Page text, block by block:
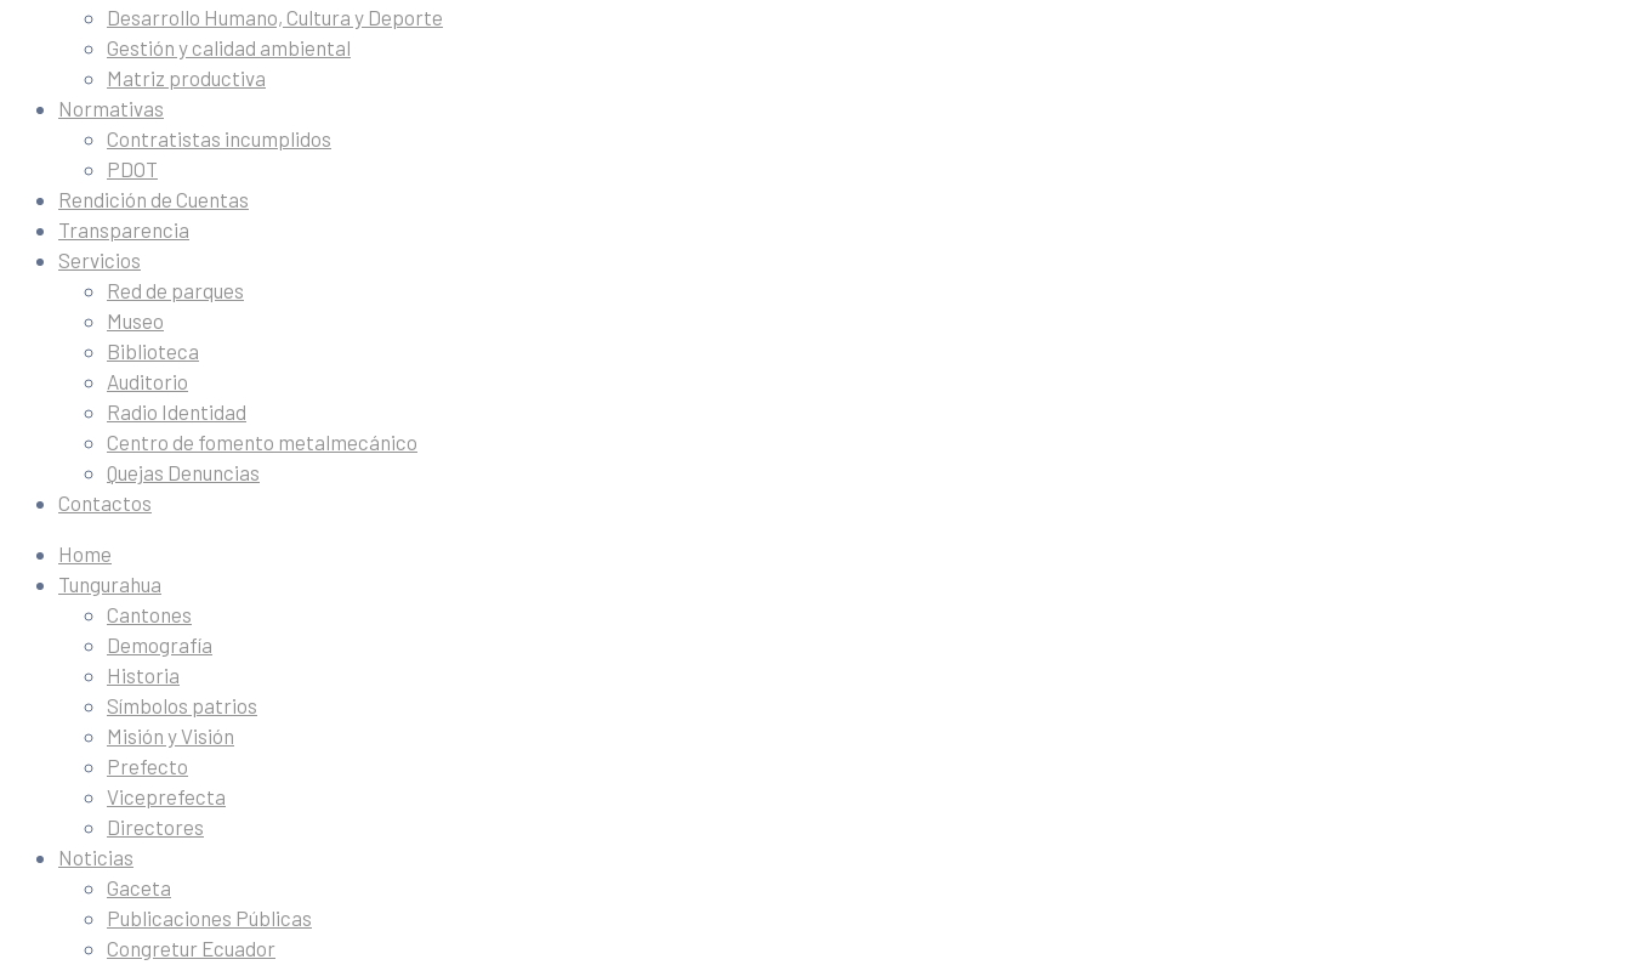
Desarrollo Humano, Cultura y Deporte
Gestión y calidad ambiental
Matriz productiva
Normativas
Contratistas incumplidos
PDOT
Rendición de Cuentas
Transparencia
Servicios
Red de parques
Museo
Biblioteca
Auditorio
Radio Identidad
Centro de fomento metalmecánico
Quejas Denuncias
Contactos
Home
Tungurahua
Cantones
Demografía
Historia
Símbolos patrios
Misión y Visión
Prefecto
Viceprefecta
Directores
Noticias
Gaceta
Publicaciones Públicas
Congretur Ecuador